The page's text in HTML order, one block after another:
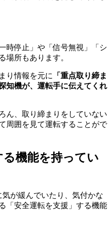
時停止」や「信号無視」「シ
場所もあります。
り情報を元に
「重点取り締ま
知機が、運転手に伝えてくれ
ん、取り締まりをしていない
周囲を見て運転することがで
機能を持ってい
が緩んでいたり、気付かな
「安全運転を支援」する機能